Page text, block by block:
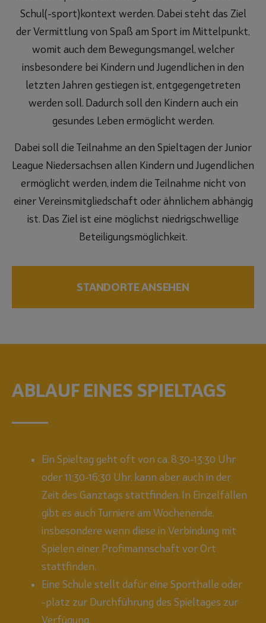
Schul(-sport)kontext werden. Dabei steht das Ziel
der Vermittlung von Spaß am Sport im Mittelpunkt,
womit auch dem Bewegungsmangel, welcher
insbesondere bei Kindern und Jugendlichen in den
letzten Jahren gestiegen ist, entgegengetreten
werden soll. Dadurch soll den Kindern auch ein
gesundes Leben ermöglicht werden.
Dabei soll die Teilnahme an den Spieltagen der Junior
League Niedersachsen allen Kindern und Jugendlichen
ermöglicht werden, indem die Teilnahme nicht von
einer Vereinsmitgliedschaft oder ähnlichem abhängig
ist. Das Ziel ist eine möglichst niedrigschwellige
Beteiligungsmöglichkeit.
STANDORTE ANSEHEN
ABLAUF EINES SPIELTAGS
Ein Spieltag geht oft von ca. 8:30-13:30 Uhr
oder 11:30-16:30 Uhr, kann aber auch in der
Zeit des Ganztags stattfinden. In Einzelfällen
gibt es auch Turniere am Wochenende,
insbesondere wenn diese in Verbindung mit
Spielen einer Profimannschaft vor Ort
stattfinden.
Eine Schule stellt dafür eine Sporthalle oder
-platz zur Durchführung des Spieltages zur
Verfügung.